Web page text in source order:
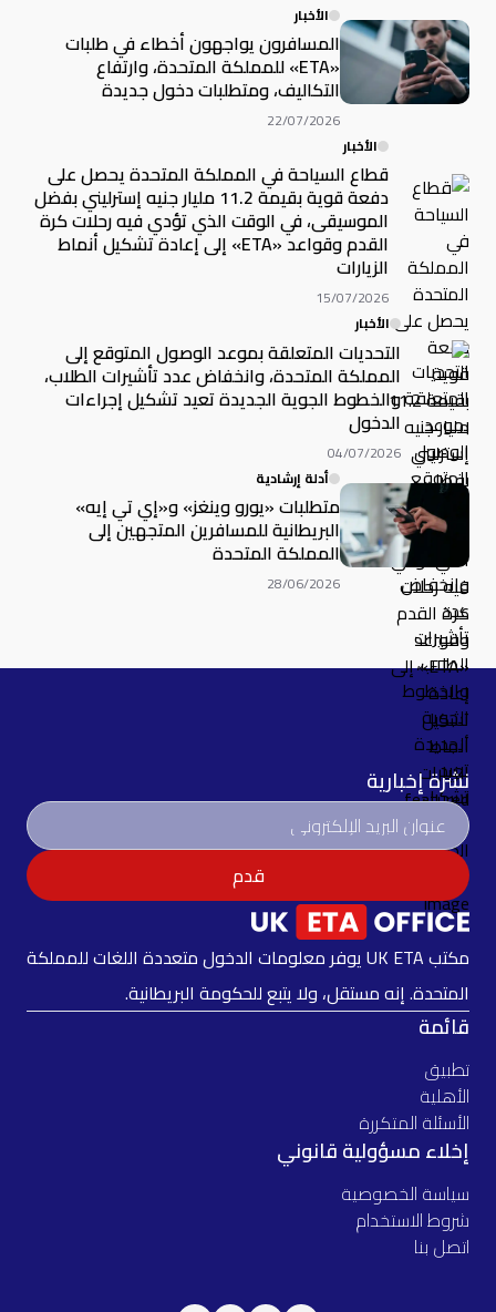
الأخبار
المسافرون يواجهون أخطاء في طلبات
«ETA» للمملكة المتحدة، وارتفاع
التكاليف، ومتطلبات دخول جديدة
22/07/2026
الأخبار
قطاع السياحة في المملكة المتحدة يحصل على
دفعة قوية بقيمة 11.2 مليار جنيه إسترليني بفضل
الموسيقى، في الوقت الذي تؤدي فيه رحلات كرة
القدم وقواعد «ETA» إلى إعادة تشكيل أنماط
الزيارات
15/07/2026
الأخبار
التحديات المتعلقة بموعد الوصول المتوقع إلى
المملكة المتحدة، وانخفاض عدد تأشيرات الطلاب،
والخطوط الجوية الجديدة تعيد تشكيل إجراءات
الدخول
04/07/2026
أدلة إرشادية
متطلبات «يورو وينغز» و«إي تي إيه»
البريطانية للمسافرين المتجهين إلى
المملكة المتحدة
28/06/2026
نشرة إخبارية
قدم
مكتب UK ETA يوفر معلومات الدخول متعددة اللغات للمملكة
المتحدة. إنه مستقل، ولا يتبع للحكومة البريطانية.
قائمة
تطبيق
الأهلية
الأسئلة المتكررة
إخلاء مسؤولية قانوني
سياسة الخصوصية
شروط الاستخدام
اتصل بنا